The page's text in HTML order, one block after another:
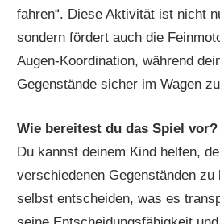
fahren“. Diese Aktivität ist nicht
sondern fördert auch die
Augen-Koordination, während
Gegenstände sicher im Wagen
Wie bereitest du das Spiel vor?
Du kannst deinem Kind helfen,
verschiedenen Gegenständen zu
selbst entscheiden, was es